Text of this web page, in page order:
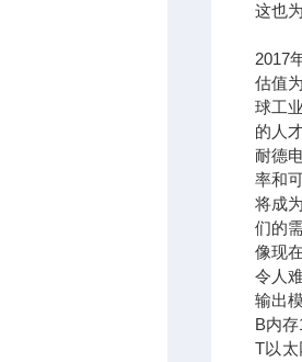
这也
2017
估值
球工
的人
耐德
率和
将成
们的
像现
令人
输出
B内
T以太